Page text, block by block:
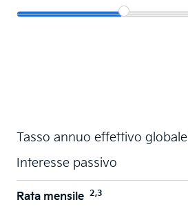
Tasso annuo effettivo globale
Interesse passivo
Rata mensile 2,3